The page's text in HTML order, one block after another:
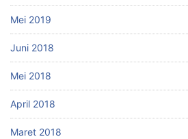
Mei 2019
Juni 2018
Mei 2018
April 2018
Maret 2018